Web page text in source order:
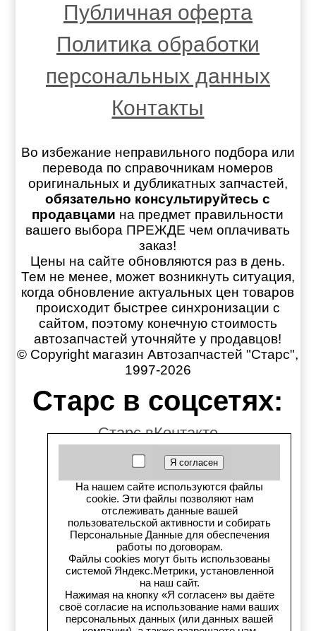
Публичная оферта
Политика обработки
персональных данных
Контакты
Во избежание неправильного подбора или
перевода по справочникам номеров
оригинальных и дубликатных запчастей,
обязательно консультируйтесь с
продавцами на предмет правильности
вашего выбора ПРЕЖДЕ чем оплачивать
заказ!
Цены на сайте обновляются раз в день.
Тем не менее, может возникнуть ситуация,
когда обновление актуальных цен товаров
происходит быстрее синхронизации с
сайтом, поэтому конечную стоимость
автозапчастей уточняйте у продавцов!
© Copyright магазин Автозапчастей "Старс",
1997-2026
Старс в соцсетях:
Старс вКонтакте
Старс в YouTube
Телеграм-канал
Старс на Drom.ru
Старс в auto.ru
Старс в картах Яндекс
Старс в картах 2ГИС
На нашем сайте используются файлы
cookie. Эти файлы позволяют нам
отслеживать данные вашей
пользовательской активности и собирать
Персональные Данные для обеспечения
работы по договорам.
Файлы cookies могут быть использованы
системой Яндекс.Метрики, установленной
на наш сайт.
Нажимая на кнопку «Я согласен» вы даёте
своё согласие на использование нами ваших
персональных данных (или данных вашей